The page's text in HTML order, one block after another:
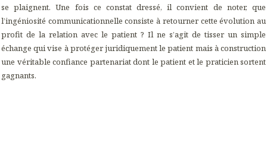
se plaignent. Une fois ce constat dressé, il convient de noter, que
l’ingéniosité communicationnelle consiste à retourner cette évolution au
profit de la relation avec le patient ? Il ne s’agit de tisser un simple
échange qui vise à protéger juridiquement le patient mais à construction
une véritable confiance partenariat dont le patient et le praticien sortent
gagnants.